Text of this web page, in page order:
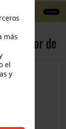
de
más
el
y